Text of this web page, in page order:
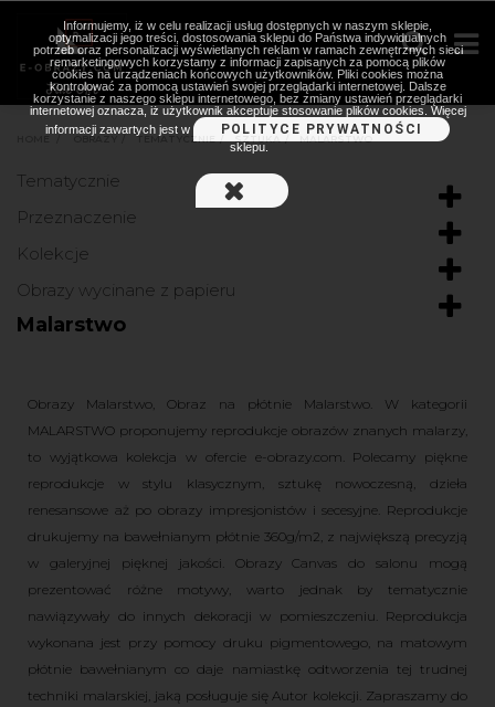
OBRAZY TEMATYCZNIE
Tematycznie
Przeznaczenie
Kolekcje
Obrazy wycinane z papieru
Malarstwo
Obrazy Malarstwo, Obraz na płótnie Malarstwo. W kategorii
MALARSTWO proponujemy reprodukcje obrazów znanych malarzy,
to wyjątkowa kolekcja w ofercie e-obrazy.com. Polecamy piękne
reprodukcje w stylu klasycznym, sztukę nowoczesną, dzieła
renesansowe aż po obrazy impresjonistów i secesyjne. Reprodukcje
drukujemy na bawełnianym płótnie 360g/m2, z największą precyzją
w galeryjnej pięknej jakości. Obrazy Canvas do salonu mogą
prezentować różne motywy, warto jednak by tematycznie
nawiązywały do innych dekoracji w pomieszczeniu. Reprodukcja
wykonana jest przy pomocy druku pigmentowego, na matowym
płótnie bawełnianym co daje namiastkę odtworzenia tej trudnej
techniki malarskiej, jaką posługuje się Autor kolekcji. Zapraszamy do
Informujemy, iż w celu realizacji usług dostępnych w naszym sklepie,
optymalizacji jego treści, dostosowania sklepu do Państwa indywidualnych
potrzeb oraz personalizacji wyświetlanych reklam w ramach zewnętrznych sieci
remarketingowych korzystamy z informacji zapisanych za pomocą plików
cookies na urządzeniach końcowych użytkowników. Pliki cookies można
kontrolować za pomocą ustawień swojej przeglądarki internetowej. Dalsze
korzystanie z naszego sklepu internetowego, bez zmiany ustawień przeglądarki
internetowej oznacza, iż użytkownik akceptuje stosowanie plików cookies. Więcej
informacji zawartych jest w
POLITYCE PRYWATNOŚCI
sklepu.